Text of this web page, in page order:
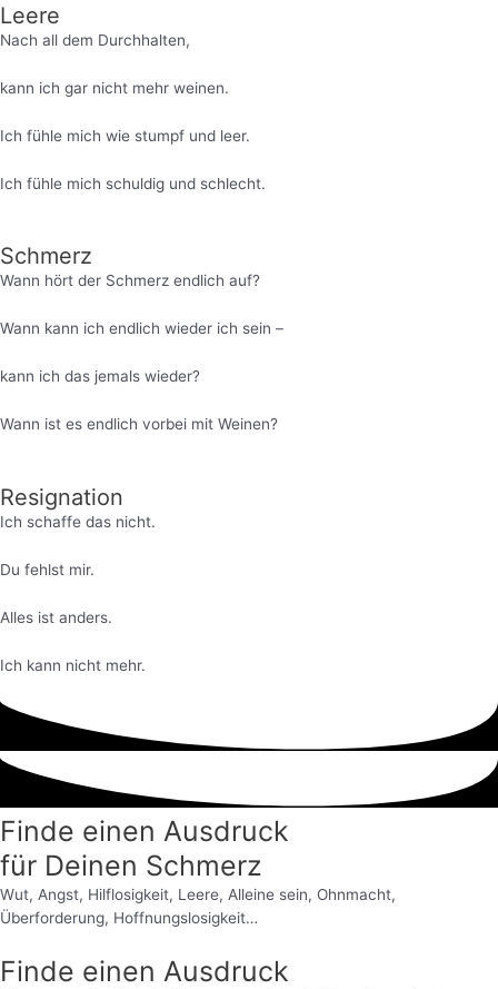
Leere
Nach all dem Durchhalten,
kann ich gar nicht mehr weinen.
Ich fühle mich wie stumpf und leer.
Ich fühle mich schuldig und schlecht.
Schmerz
Wann hört der Schmerz endlich auf?
Wann kann ich endlich wieder ich sein –
kann ich das jemals wieder?
Wann ist es endlich vorbei mit Weinen?
Resignation
Ich schaffe das nicht.
Du fehlst mir.
Alles ist anders.
Ich kann nicht mehr.
Finde einen Ausdruck
für Deinen Schmerz
Wut, Angst, Hilflosigkeit, Leere, Alleine sein, Ohnmacht,
Überforderung, Hoffnungslosigkeit…
Finde einen Ausdruck